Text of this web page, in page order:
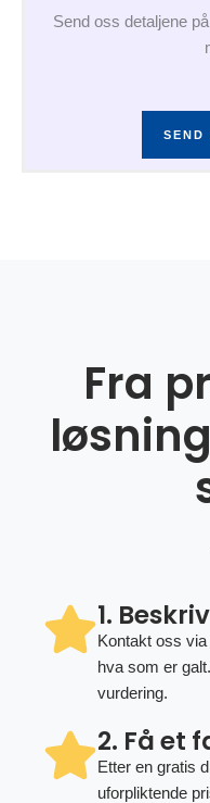
Send oss detaljene
SEND
Fra
1.
Kontakt oss
hva som er
vurdering.
2. Få et
Etter en gratis
uforpliktende